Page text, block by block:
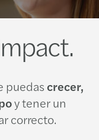
puedas crecer,
y tener un
correcto.